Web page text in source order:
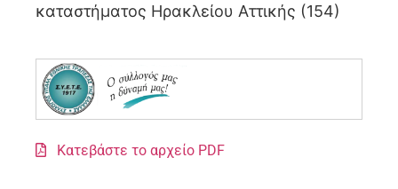
καταστήματος Ηρακλείου Αττικής (154)
Κατεβάστε το αρχείο PDF